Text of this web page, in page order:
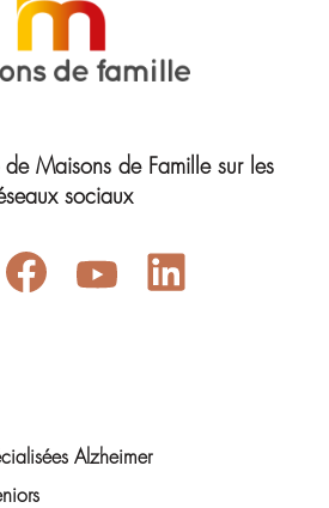
Maisons de Famille sur les
sociaux
Alzheimer